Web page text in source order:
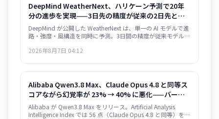
DeepMind WeatherNext、ハリケーン予測で20年
分の進歩を実現——3日先の精度が従来の2日先と同
等
DeepMind が公開した WeatherNext は、単一の AI モデルで進
路・強度・風構造を同時に予測。3日間の精度が従来モデルの
精度向上を達成した。GitHub でオープンソース化。
2026年8月7日 04:12
Alibaba Qwen3.8 Max、Claude Opus 4.8 と同等ス
コアながら幻覚率が 23% → 40% に悪化——バージ
ョン間の性能退行
Alibaba が Qwen3.8 Max をリリース。Artificial Analysis
Intelligence Index では 56 点（Claude Opus 4.8 と同等）を獲